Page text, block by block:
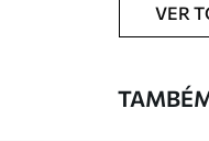
VER